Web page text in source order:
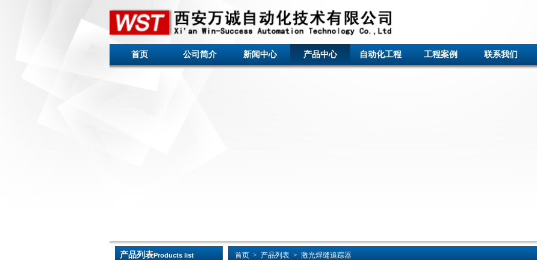
首页 公司简介 新闻中心 产品中心 自动化工程 工程案例 联系我们
产品列表Products list 首页 > 产品列表 > 激光焊缝追踪器